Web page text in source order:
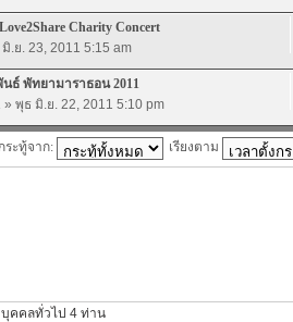
Charity Concert
.ย. 23, 2011 5:15 am
ธ์ พัทยามาราธอน 2011
» พุธ มิ.ย. 22, 2011 5:10 pm
ระทู้จาก: เรียงตาม
คคลทั่วไป 4 ท่าน